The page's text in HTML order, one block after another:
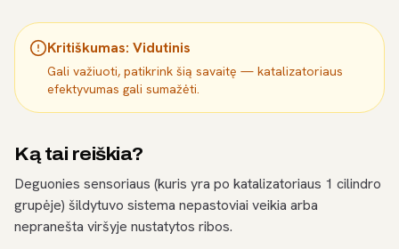
Kritiškumas: Vidutinis
Gali važiuoti, patikrink šią savaitę — katalizatoriaus
efektyvumas gali sumažėti.
Ką tai reiškia?
Deguonies sensoriaus (kuris yra po katalizatoriaus 1 cilindro
grupėje) šildytuvo sistema nepastoviai veikia arba
nepranešta viršyje nustatytos ribos.